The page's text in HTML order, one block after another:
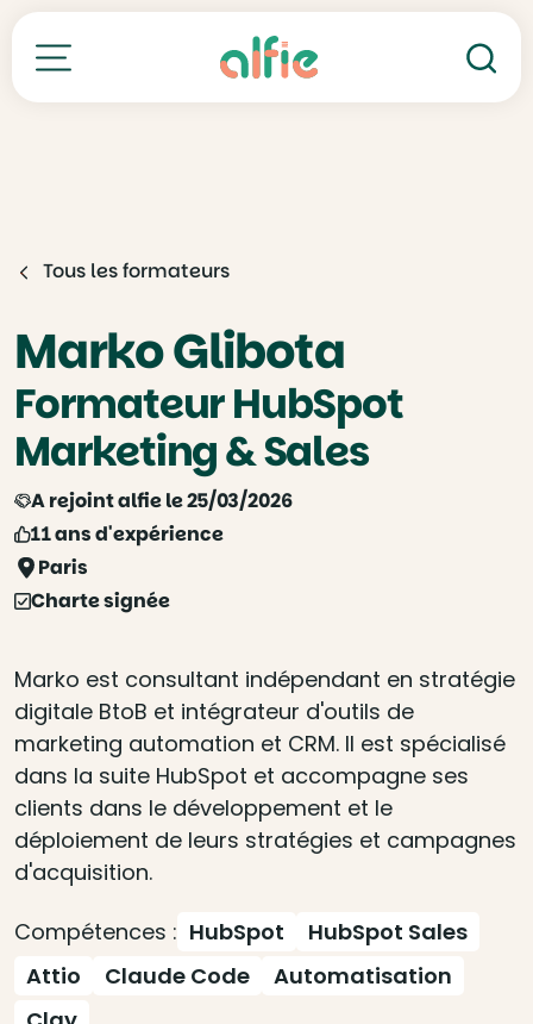
Toutes nos formations
Tous les formateurs
Marko Glibota
Formateur HubSpot
Marketing & Sales
A rejoint alfie le 25/03/2026
11 ans d'expérience
Paris
Charte signée
Marko est consultant indépendant en stratégie
digitale BtoB et intégrateur d'outils de
marketing automation et CRM. Il est spécialisé
dans la suite HubSpot et accompagne ses
clients dans le développement et le
déploiement de leurs stratégies et campagnes
d'acquisition.
Compétences : HubSpot
HubSpot Sales
Attio
Claude Code
Automatisation